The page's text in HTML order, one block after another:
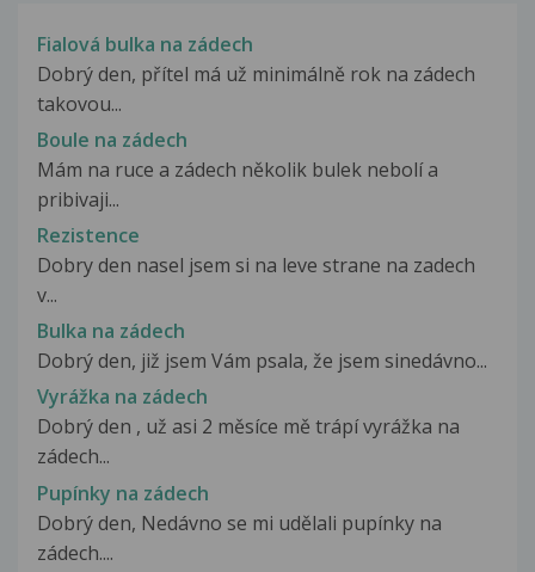
Fialová bulka na zádech
Dobrý den, přítel má už minimálně rok na zádech
takovou...
Boule na zádech
Mám na ruce a zádech několik bulek nebolí a
pribivaji...
Rezistence
Dobry den nasel jsem si na leve strane na zadech
v...
Bulka na zádech
Dobrý den, již jsem Vám psala, že jsem sinedávno...
Vyrážka na zádech
Dobrý den , už asi 2 měsíce mě trápí vyrážka na
zádech...
Pupínky na zádech
Dobrý den, Nedávno se mi udělali pupínky na
zádech....